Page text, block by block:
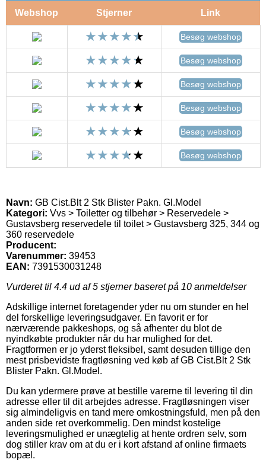
Webshop Stjerner Link
Besøg webshop
Besøg webshop
Besøg webshop
Besøg webshop
Besøg webshop
Besøg webshop
Navn: GB Cist.Blt 2 Stk Blister Pakn. Gl.Model
Kategori: Vvs > Toiletter og tilbehør > Reservedele >
Gustavsberg reservedele til toilet > Gustavsberg 325, 344 og
360 reservedele
Producent:
Varenummer: 39453
EAN: 7391530031248
Vurderet til 4.4 ud af 5 stjerner baseret på 10 anmeldelser
Adskillige internet foretagender yder nu om stunder en hel
del forskellige leveringsudgaver. En favorit er for
nærværende pakkeshops, og så afhenter du blot de
nyindkøbte produkter når du har mulighed for det.
Fragtformen er jo yderst fleksibel, samt desuden tillige den
mest prisbevidste fragtløsning ved køb af GB Cist.Blt 2 Stk
Blister Pakn. Gl.Model.
Du kan ydermere prøve at bestille varerne til levering til din
adresse eller til dit arbejdes adresse. Fragtløsningen viser
sig almindeligvis en tand mere omkostningsfuld, men på den
anden side ret overkommelig. Den mindst kostelige
leveringsmulighed er unægtelig at hente ordren selv, som
dog stiller krav om at du er i kort afstand af online firmaets
bopæl.